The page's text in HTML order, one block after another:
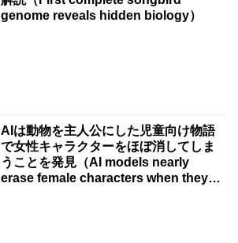
genome reveals hidden biology）
AIは動物を主人公にした児童向け物語
で女性キャラクターをほぼ消してしま
うことを発見（AI models nearly
erase female characters when they